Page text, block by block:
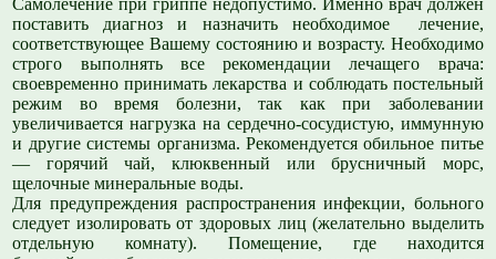
Самолечение при гриппе недопустимо. Именно врач должен
поставить диагноз и назначить необходимое лечение,
соответствующее Вашему состоянию и возрасту. Необходимо
строго выполнять все рекомендации лечащего врача:
своевременно принимать лекарства и соблюдать постельный
режим во время болезни, так как при заболевании
увеличивается нагрузка на сердечно-сосудистую, иммунную
и другие системы организма. Рекомендуется обильное питье
— горячий чай, клюквенный или брусничный морс,
щелочные минеральные воды.
Для предупреждения распространения инфекции, больного
следует изолировать от здоровых лиц (желательно выделить
отдельную комнату). Помещение, где находится